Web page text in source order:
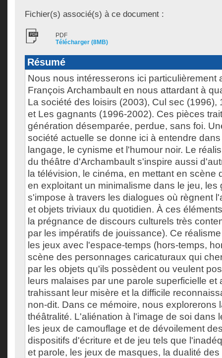
Fichier(s) associé(s) à ce document :
PDF
Télécharger (8MB)
Résumé
Nous nous intéresserons ici particulièrement
François Archambault en nous attardant à
La société des loisirs (2003), Cul sec (1996),
et Les gagnants (1996-2002). Ces pièces
génération désemparée, perdue, sans foi.
société actuelle se donne ici à entendre
langage, le cynisme et l'humour noir. Le
du théâtre d'Archambault s'inspire aussi
la télévision, le cinéma, en mettant en scène
en exploitant un minimalisme dans le jeu, les
s'impose à travers les dialogues où règnent
et objets triviaux du quotidien. À ces
la prégnance de discours culturels très
par les impératifs de jouissance). Ce
les jeux avec l'espace-temps (hors-temps,
scène des personnages caricaturaux qui
par les objets qu'ils possèdent ou veulent
leurs malaises par une parole superficielle et
trahissant leur misère et la difficile
non-dit. Dans ce mémoire, nous explorerons
théâtralité. L'aliénation à l'image de soi dans
les jeux de camouflage et de dévoilement
dispositifs d'écriture et de jeu tels que
et parole, les jeux de masques, la dualité